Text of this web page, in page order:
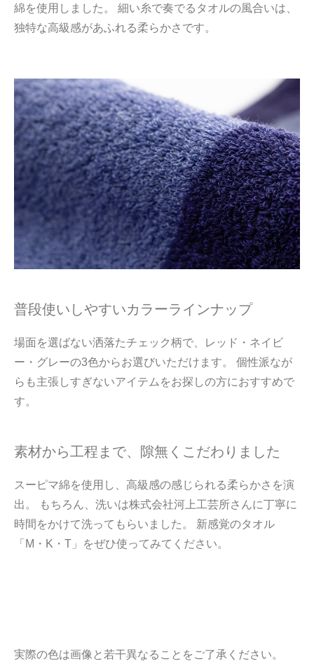
綿を使用しました。 細い糸で奏でるタオルの風合いは、
独特な高級感があふれる柔らかさです。
普段使いしやすいカラーラインナップ
場面を選ばない洒落たチェック柄で、レッド・ネイビ
ー・グレーの3色からお選びいただけます。 個性派なが
らも主張しすぎないアイテムをお探しの方におすすめで
す。
素材から工程まで、隙無くこだわりました
スーピマ綿を使用し、高級感の感じられる柔らかさを演
出。 もちろん、洗いは株式会社河上工芸所さんに丁寧に
時間をかけて洗ってもらいました。 新感覚のタオル
「M・K・T」をぜひ使ってみてください。
実際の色は画像と若干異なることをご了承ください。